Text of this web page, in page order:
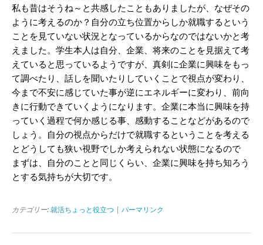
私も昔はそうね～と共感したこともありましたが、なぜその
ように考えるのか？自分の立ち位置からしか就職するという
ことを見ていない状況となっているからなのではないかと考
えました。学生本人は自分、企業、将来のことを見据えて考
えていると思っているようですが、真剣に企業に興味をもっ
て調べたり、話しを聞いたりしていくことで視点が変わり、
今まで不安に感じていた事が逆にエネルギーに変わり、前向
きに行動できていくようになります。 企業に本当に興味を持
っていく過程で何か感じる事、感動することなどがあるので
しょう。自分の視点からだけで就職するということを考える
とどうしても狭い視野でしか考えられない状態になるので
まずは、自分のことと同じくらい、企業に興味を持ち知ろう
とする気持ちが大切です。
カテゴリー: 就活ちょっと役立つ パーマリンク